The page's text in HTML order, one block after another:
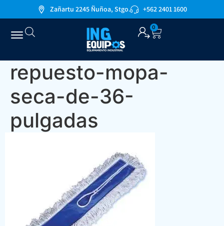
Zañartu 2245 Ñuñoa, Stgo. +562 2401 1600
0
repuesto-mopa-
seca-de-36-
pulgadas